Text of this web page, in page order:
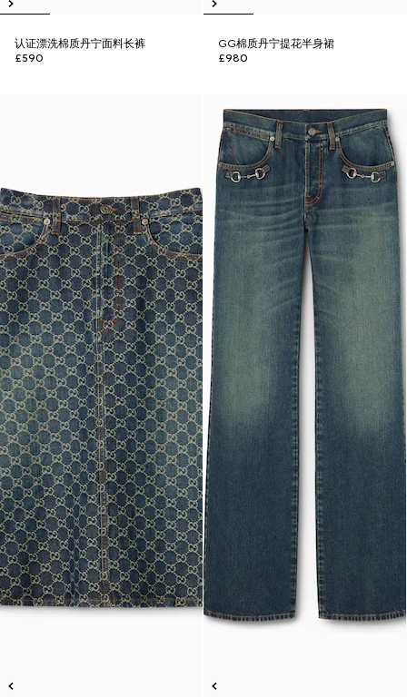
认证漂洗棉质丹宁面料长裤
£590
GG棉质丹宁提花半身裙
£980